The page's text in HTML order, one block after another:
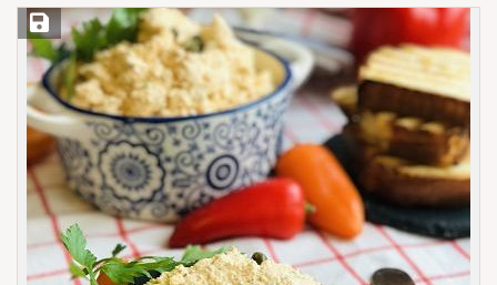
Save Recipe